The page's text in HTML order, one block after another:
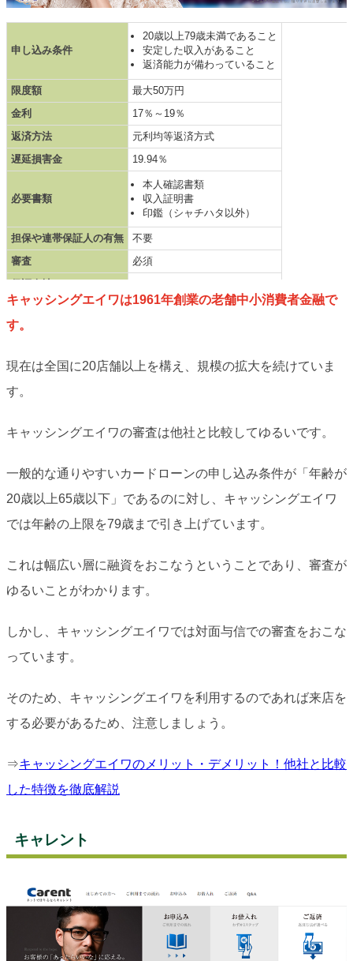
申し込み条件
20歳以上79歳未満であること
安定した収入があること
返済能力が備わっていること
限度額
最大50万円
金利
17％～19％
返済方法
元利均等返済方式
遅延損害金
19.94％
必要書類
本人確認書類
収入証明書
印鑑（シャチハタ以外）
担保や連帯保証人の有無
不要
審査
必須
保証会社
即日融資
可能
キャッシングエイワは1961年創業の老舗中小消費者金融で
す。
現在は全国に20店舗以上を構え、規模の拡大を続けていま
す。
キャッシングエイワの審査は他社と比較してゆるいです。
一般的な通りやすいカードローンの申し込み条件が「年齢が
20歳以上65歳以下」であるのに対し、キャッシングエイワ
では年齢の上限を79歳まで引き上げています。
これは幅広い層に融資をおこなうということであり、審査が
ゆるいことがわかります。
しかし、キャッシングエイワでは対面与信での審査をおこな
っています。
そのため、キャッシングエイワを利用するのであれば来店を
する必要があるため、注意しましょう。
⇒キャッシングエイワのメリット・デメリット！他社と比較
した特徴を徹底解説
キャレント